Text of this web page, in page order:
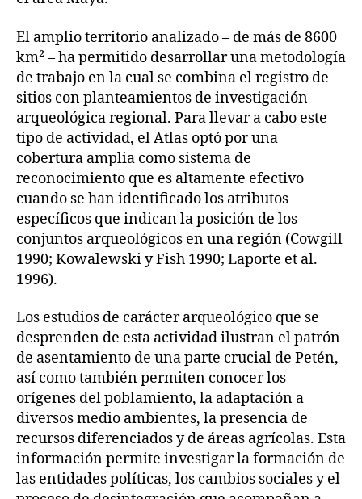
El amplio territorio analizado – de más de 8600
km² – ha permitido desarrollar una metodología
de trabajo en la cual se combina el registro de
sitios con planteamientos de investigación
arqueológica regional. Para llevar a cabo este
tipo de actividad, el Atlas optó por una
cobertura amplia como sistema de
reconocimiento que es altamente efectivo
cuando se han identificado los atributos
específicos que indican la posición de los
conjuntos arqueológicos en una región (Cowgill
1990; Kowalewski y Fish 1990; Laporte et al.
1996).
Los estudios de carácter arqueológico que se
desprenden de esta actividad ilustran el patrón
de asentamiento de una parte crucial de Petén,
así como también permiten conocer los
orígenes del poblamiento, la adaptación a
diversos medio ambientes, la presencia de
recursos diferenciados y de áreas agrícolas. Esta
información permite investigar la formación de
las entidades políticas, los cambios sociales y el